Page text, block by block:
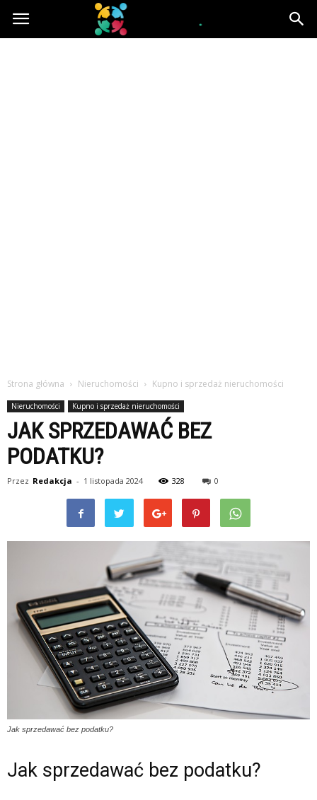
iGroup.pl
Strona główna Nieruchomości Kupno i sprzedaż nieruchomości
Nieruchomości Kupno i sprzedaż nieruchomości
JAK SPRZEDAWAĆ BEZ
PODATKU?
Przez Redakcja - 1 listopada 2024 328 0
Jak sprzedawać bez podatku?
Jak sprzedawać bez podatku?